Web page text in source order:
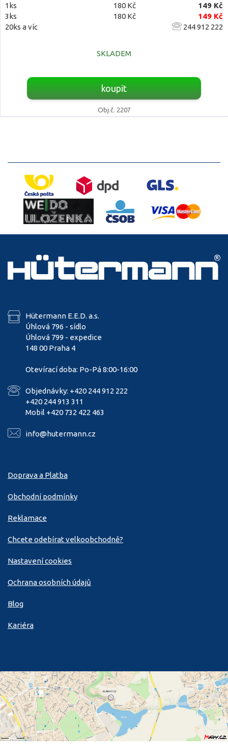
1ks 180 Kč
149 Kč
3ks
180 Kč
149 Kč
20ks a víc
244 912 222
SKLADEM
koupit
Obj.č. 2207
Hütermann E.E.D. a.s.
Úhlová 796 - sídlo
Úhlová 799 - expedice
148 00 Praha 4
Otevírací doba: Po-Pá 8:00-16:00
Objednávky: +420 244 912 222
+420 244 913 311
Mobil +420 732 422 463
info@hutermann.cz
Doprava a Platba
Obchodní podmínky
Reklamace
Chcete odebírat velkoobchodně?
Nastavení cookies
Ochrana osobních údajů
Blog
Kariéra